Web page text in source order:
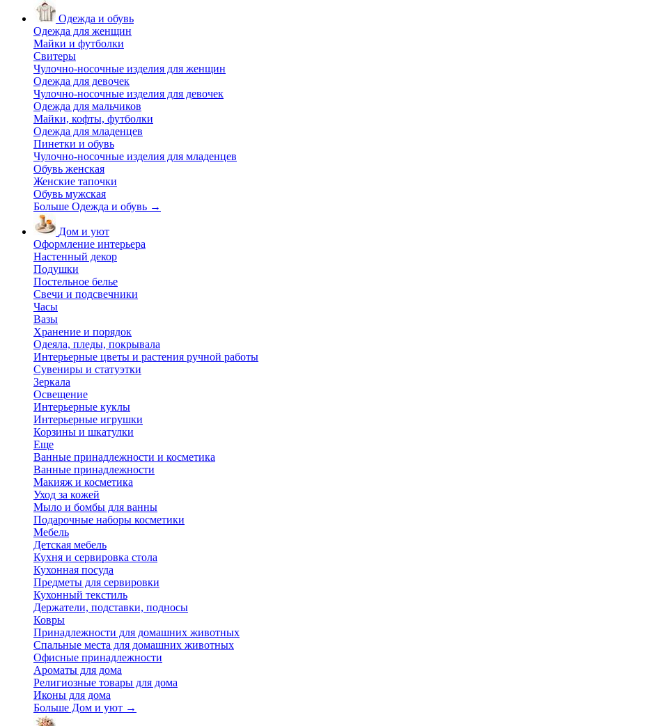
Одежда и обувь
Одежда для женщин
Майки и футболки
Свитеры
Чулочно-носочные изделия для женщин
Одежда для девочек
Чулочно-носочные изделия для девочек
Одежда для мальчиков
Майки, кофты, футболки
Одежда для младенцев
Пинетки и обувь
Чулочно-носочные изделия для младенцев
Обувь женская
Женские тапочки
Обувь мужская
Больше Одежда и обувь →
Дом и уют
Оформление интерьера
Настенный декор
Подушки
Постельное белье
Свечи и подсвечники
Часы
Вазы
Хранение и порядок
Одеяла, пледы, покрывала
Интерьерные цветы и растения ручной работы
Сувениры и статуэтки
Зеркала
Освещение
Интерьерные куклы
Интерьерные игрушки
Корзины и шкатулки
Еще
Ванные принадлежности и косметика
Ванные принадлежности
Макияж и косметика
Уход за кожей
Мыло и бомбы для ванны
Подарочные наборы косметики
Мебель
Детская мебель
Кухня и сервировка стола
Кухонная посуда
Предметы для сервировки
Кухонный текстиль
Держатели, подставки, подносы
Ковры
Принадлежности для домашних животных
Спальные места для домашних животных
Офисные принадлежности
Ароматы для дома
Религиозные товары для дома
Иконы для дома
Больше Дом и уют →